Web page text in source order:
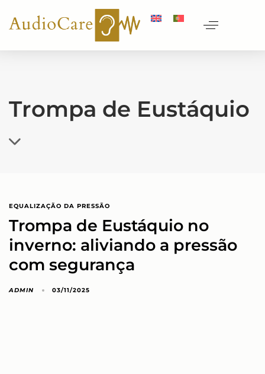
Trompa de Eustáquio
EQUALIZAÇÃO DA PRESSÃO
Trompa de Eustáquio no
inverno: aliviando a pressão
com segurança
ADMIN 03/11/2025